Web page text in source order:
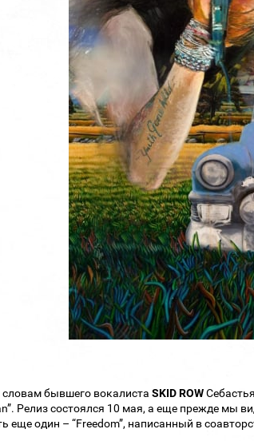
словам бывшего вокалиста SKID ROW
Релиз состоялся 10 мая, а еще прежде мы
еще один – “Freedom”, написанный в